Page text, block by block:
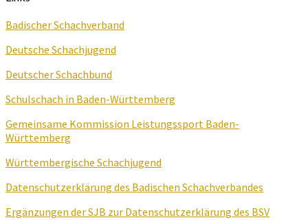
Badischer Schachverband
Deutsche Schachjugend
Deutscher Schachbund
Schulschach in Baden-Württemberg
Gemeinsame Kommission Leistungssport Baden-
Württemberg
Württembergische Schachjugend
Datenschutzerklärung des Badischen Schachverbandes
Ergänzungen der SJB zur Datenschutzerklärung des BSV